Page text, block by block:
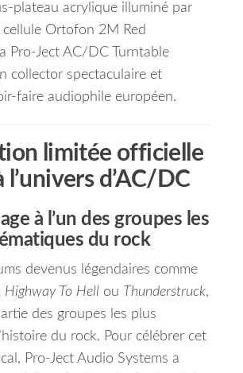
plateau acrylique illuminé par
cellule Ortofon 2M Red
Pro-Ject AC/DC Turntable
collector spectaculaire et
faire audiophile européen.
limitée officielle
l’univers d’AC/DC
à l’un des groupes les
du rock
devenus légendaires comme
Highway To Hell ou Thunderstruck,
des groupes les plus
du rock. Pour célébrer cet
Pro-Ject Audio Systems a